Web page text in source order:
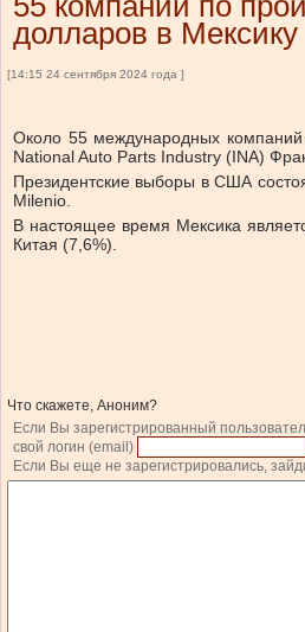
долларов в Мексику
[14:15 24 сентября 2024 года ]
Около 55 международных компаний
National Auto Parts Industry (INA)
Президентские выборы в США
Milenio.
В настоящее время Мексика
Китая (7,6%).
Что скажете, Аноним?
Если Вы зарегистрированный
свой логин (email)
Если Вы еще не зарегистрировались,